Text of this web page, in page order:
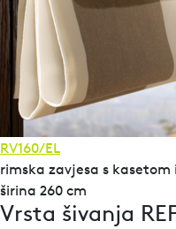
RV160/EL
rimska zavjesa s
širina 260 cm
Vrsta šivanja